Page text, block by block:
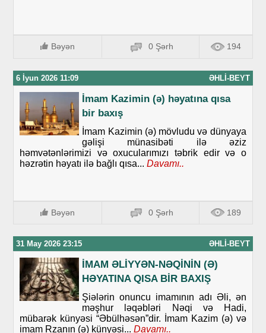
Bəyən 0 Şərh 194
6 İyun 2026 11:09 ƏHLI-BEYT
İmam Kazimin (ə) həyatına qısa
bir baxış
İmam Kazimin (ə) mövludu və dünyaya
gəlişi münasibəti ilə əziz
həmvətənlərimizi və oxucularımızı təbrik edir və o
həzrətin həyatı ilə bağlı qısa... Davamı..
Bəyən 0 Şərh 189
31 May 2026 23:15 ƏHLI-BEYT
İMAM ƏLİYYƏN-NƏQİNİN (Ə)
HƏYATINA QISA BİR BAXIŞ
Şiələrin onuncu imamının adı Əli, ən
məşhur ləqəbləri Nəqi və Hadi,
mübarək künyəsi “Əbülhəsən”dir. İmam Kazim (ə) və
imam Rzanın (ə) künyəsi... Davamı..